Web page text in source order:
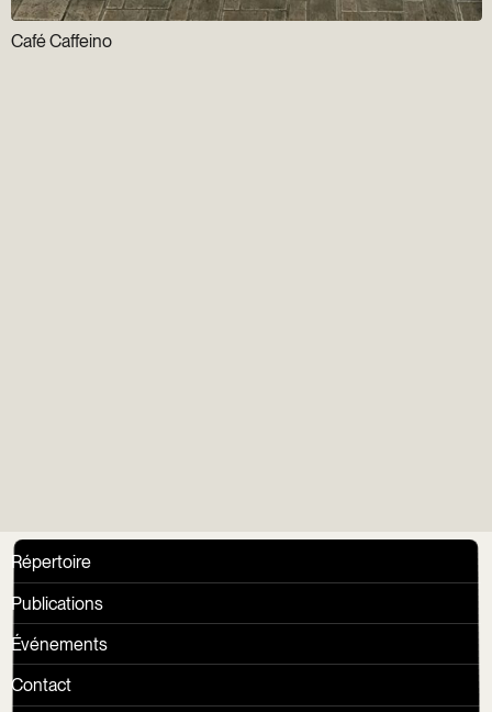
Café Caffeino
Répertoire
Publications
Événements
Contact